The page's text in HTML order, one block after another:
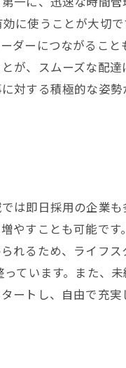
に使うことが大切
ダーにつながるこ
が、スムーズな配達
対する積極的な姿
は即日採用の企業
やすことも可能です
れるため、ライフ
ています。また、
ートし、自由で充